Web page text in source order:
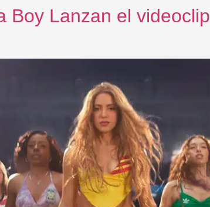
Boy Lanzan el